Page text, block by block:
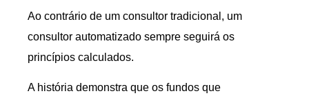
Ao contrário de um consultor tradicional, um
consultor automatizado sempre seguirá os
princípios calculados.
A história demonstra que os fundos que